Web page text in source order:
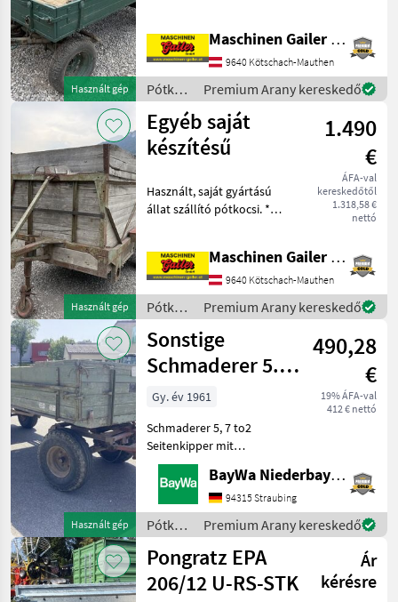
Használt gép
Maschinen Gailer GmbH
9640 Kötschach-Mauthen
Pótkocsik
/
Sonstige
Premium Arany kereskedő
Használt gép
Egyéb saját
készítésű
1.490
€
ÁFA-val
kereskedőtől
1.318,58 €
nettó
Használt, saját gyártású
állat szállító pótkocsi. *
tehén számára * Fa
szerkezet * Mechanikus
állatfeljáró * Fa p
Maschinen Gailer GmbH
9640 Kötschach-Mauthen
Pótkocsik
/
Sonstige
Premium Arany kereskedő
Használt gép
Sonstige
Schmaderer 5.7
Tonnen
490,28
€
19% ÁFA-val
412 € nettó
Gy. év 1961
Schmaderer 5, 7 to2
Seitenkipper mit
HandpumpeAuflaufbremseBrücken-
Maße: 5m x 1, 85m x 0,
64mStahlunterbauHolzboden
und BordwändeHolzboden
muss zum Teil erneuert
werden
BayWa Niederbayern
94315 Straubing
Pótkocsik
/
Sonstige
Premium Arany kereskedő
Pongratz EPA
206/12 U-RS-STK
Ár
kérésre